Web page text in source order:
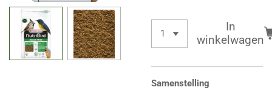
In
winkelwagen
Samenstelling